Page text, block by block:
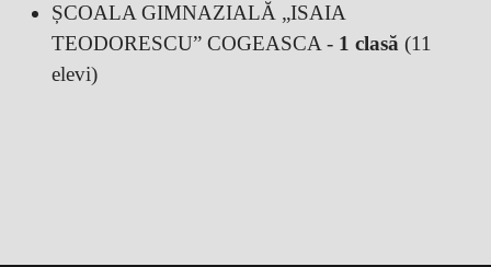
ȘCOALA GIMNAZIALĂ „ISAIA
TEODORESCU” COGEASCA - 1 clasă (11
elevi)